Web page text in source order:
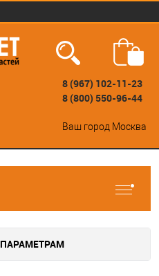
8 (967) 102-11-23
8 (800) 550-96-44
Ваш город Москва